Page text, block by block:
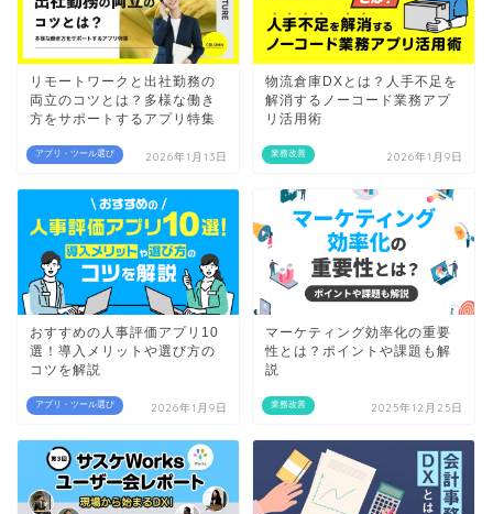
アプリ・ツール選び
リモートワークと出社勤務の
両立のコツとは？多様な働き
方をサポートするアプリ特集
2026年1月13日 業務改善
物流倉庫DXとは？人手不足を
解消するノーコード業務アプ
リ活用術
2026年1月9日
アプリ・ツール選び
おすすめの人事評価アプリ10
選！導入メリットや選び方の
コツを解説
2026年1月9日 業務改善
マーケティング効率化の重要
性とは？ポイントや課題も解
説
2025年12月25日